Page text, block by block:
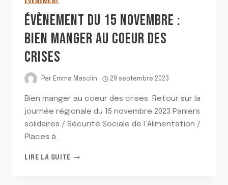
EVÈNEMENT
ÉVÈNEMENT DU 15 NOVEMBRE :
BIEN MANGER AU COEUR DES
CRISES
Par Emma Masclin 29 septembre 2023
Bien manger au coeur des crises Retour sur la
journée régionale du 15 novembre 2023 Paniers
solidaires / Sécurité Sociale de l’Alimentation /
Places à…
LIRE LA SUITEÉVÈNEMENT